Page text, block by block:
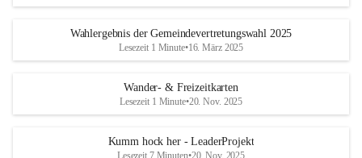
Wahlergebnis der Gemeindevertretungswahl 2025
Lesezeit 1 Minute•16. März 2025
Wander- & Freizeitkarten
Lesezeit 1 Minute•20. Nov. 2025
Kumm hock her - LeaderProjekt
Lesezeit 7 Minuten•20. Nov. 2025